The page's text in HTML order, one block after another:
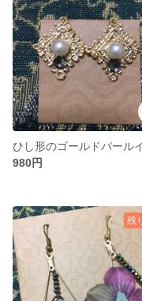
980円
残